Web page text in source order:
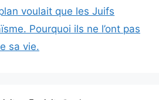
voulait que les Juifs
Pourquoi ils ne l’ont pas
sa vie.